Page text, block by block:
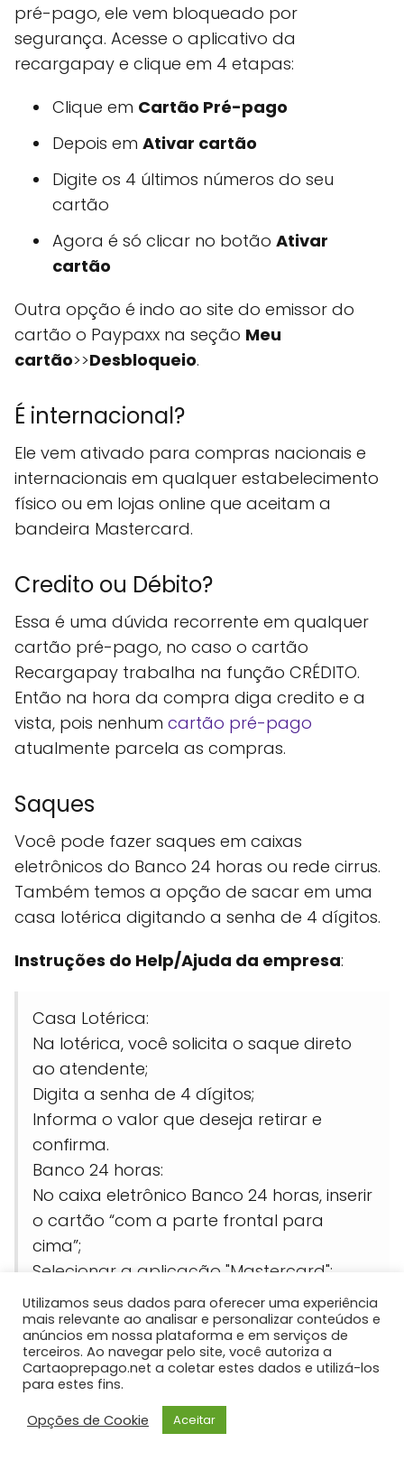
pré-pago, ele vem bloqueado por
segurança. Acesse o aplicativo da
recargapay e clique em 4 etapas:
Clique em Cartão Pré-pago
Depois em Ativar cartão
Digite os 4 últimos números do seu
cartão
Agora é só clicar no botão Ativar
cartão
Outra opção é indo ao site do emissor do
cartão o Paypaxx na seção Meu
cartão>>Desbloqueio.
É internacional?
Ele vem ativado para compras nacionais e
internacionais em qualquer estabelecimento
físico ou em lojas online que aceitam a
bandeira Mastercard.
Credito ou Débito?
Essa é uma dúvida recorrente em qualquer
cartão pré-pago, no caso o cartão
Recargapay trabalha na função CRÉDITO.
Então na hora da compra diga credito e a
vista, pois nenhum cartão pré-pago
atualmente parcela as compras.
Saques
Você pode fazer saques em caixas
eletrônicos do Banco 24 horas ou rede cirrus.
Também temos a opção de sacar em uma
casa lotérica digitando a senha de 4 dígitos.
Instruções do Help/Ajuda da empresa:
Casa Lotérica:
Na lotérica, você solicita o saque direto
ao atendente;
Digita a senha de 4 dígitos;
Informa o valor que deseja retirar e
confirma.
Banco 24 horas:
No caixa eletrônico Banco 24 horas, inserir
o cartão “com a parte frontal para
cima”;
Selecionar a aplicação "Mastercard";
Digitar a senha do cartão;
No próximo menu selecionar a opção
“Saque Crédito”;
Digitar também o valor do saque;
Extrato do cartão Recargapay
Utilizamos seus dados para oferecer uma experiência
mais relevante ao analisar e personalizar conteúdos e
anúncios em nossa plataforma e em serviços de
terceiros. Ao navegar pelo site, você autoriza a
Cartaoprepago.net a coletar estes dados e utilizá-los
para estes fins.
Opções de Cookie
Aceitar